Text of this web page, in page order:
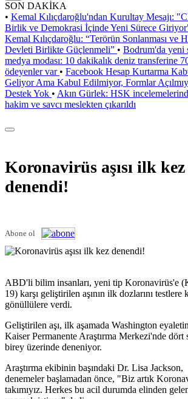
SON DAKİKA
• Kemal Kılıçdaroğlu'ndan Kurultay Mesajı:
Birlik ve Demokrasi İçinde Yeni Sürece
Kemal Kılıçdaroğlu: “Terörün Sonlanması ve
Devleti Birlikte Güçlenmeli” • Bodrum'da yeni
medya modası: 10 dakikalık deniz transferine
ödeyenler var • Facebook Hesap Kurtarma
Geliyor Ama Kabul Edilmiyor, Formlar
Destek Yok • Akın Gürlek: HSK
hakim ve savcı meslekten çıkarıldı
Koronavirüs aşısı ilk kez
denendi!
Abone ol
ABD'li bilim insanları, yeni tip Koronavirüs'e
19) karşı geliştirilen aşının ilk dozlarını testlere
gönüllülere verdi.
Geliştirilen aşı, ilk aşamada Washington
Kaiser Permanente Araştırma Merkezi'nde dört
birey üzerinde deneniyor.
Araştırma ekibinin başındaki Dr. Lisa Jackson,
denemeler başlamadan önce, "Biz artık
takımıyız. Herkes bu acil durumda elinden